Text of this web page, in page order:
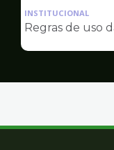
INSTITUCIONAL
Regras de uso